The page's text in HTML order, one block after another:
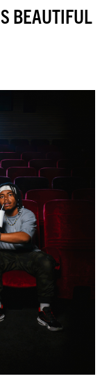
BEAUTIFUL